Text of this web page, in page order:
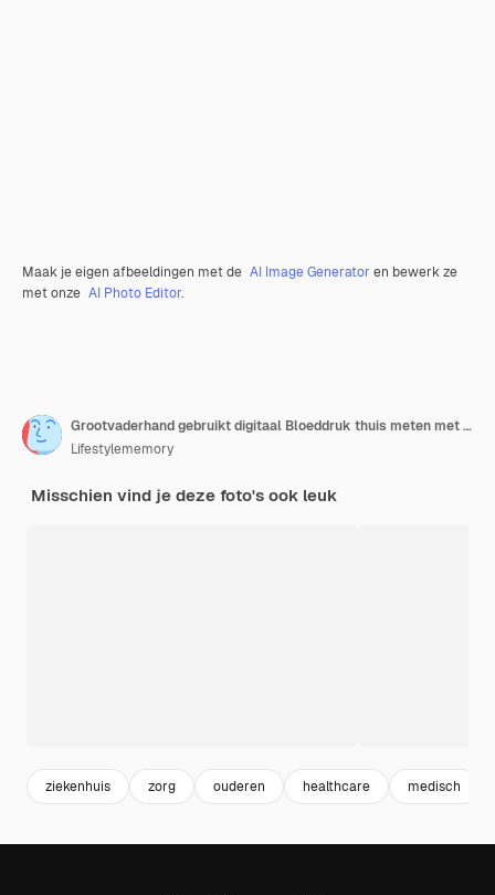
Maak je eigen afbeeldingen met de AI Image Generator en bewerk ze
met onze AI Photo Editor.
Grootvaderhand gebruikt digitaal Bloeddruk thuis meten met draagbaar apparaat dat controleert op grootmoederaziatisch echtpaar dat bloeddruk thuis controleert
Lifestylememory
Misschien vind je deze foto's ook leuk
ziekenhuis zorg ouderen healthcare medisch